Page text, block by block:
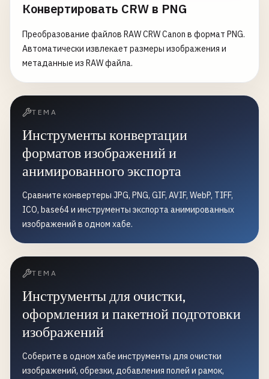
Конвертировать CRW в PNG
Преобразование файлов RAW CRW Canon в формат PNG.
Автоматически извлекает размеры изображения и
метаданные из RAW файла.
ТЕМА
Инструменты конвертации
форматов изображений и
анимированного экспорта
Сравните конвертеры JPG, PNG, GIF, AVIF, WebP, TIFF,
ICO, base64 и инструменты экспорта анимированных
изображений в одном хабе.
ТЕМА
Инструменты для очистки,
оформления и пакетной подготовки
изображений
Соберите в одном хабе инструменты для очистки
изображений, обрезки, добавления полей и рамок,